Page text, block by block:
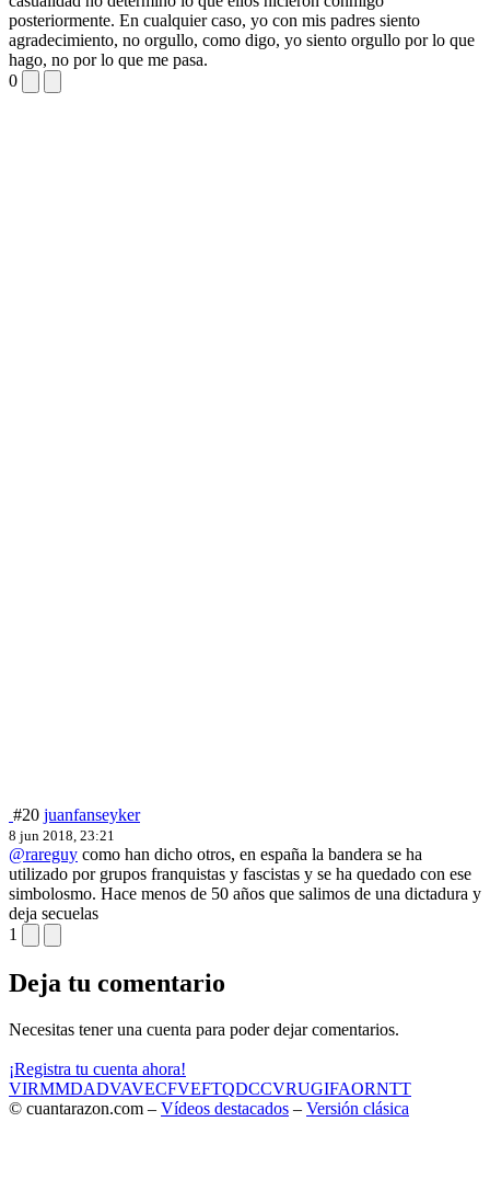
posteriormente. En cualquier caso, yo con mis padres siento
agradecimiento, no orgullo, como digo, yo siento orgullo por lo que
hago, no por lo que me pasa.
0
#20 juanfanseyker
8 jun 2018, 23:21
@rareguy como han dicho otros, en españa la bandera se ha
utilizado por grupos franquistas y fascistas y se ha quedado con ese
simbolosmo. Hace menos de 50 años que salimos de una dictadura y
deja secuelas
1
Deja tu comentario
Necesitas tener una cuenta para poder dejar comentarios.
¡Registra tu cuenta ahora!
VIRMMDADVAVECFVEFTQDCCVRUGIFAORNTT
© cuantarazon.com – Vídeos destacados – Versión clásica